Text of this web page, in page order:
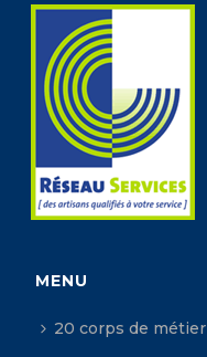
MENU
20 corps de métier